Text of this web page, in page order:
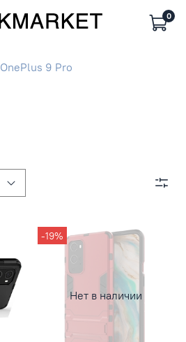
0
OnePlus 9 Pro
Нет в наличии
-19%